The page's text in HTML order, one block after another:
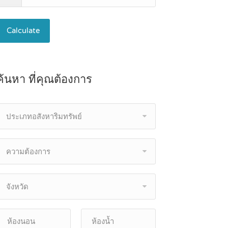
Calculate
นหา ที่คุณต้องการ
ประเภทอสังหาริมทรัพย์
ความต้องการ
จังหวัด